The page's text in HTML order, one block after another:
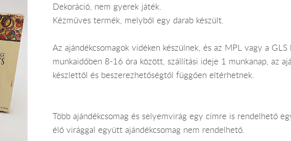
Dekoráció, nem gyerek játék.
Kézműves termék, melyből egy darab készült.
Az ajándékcsomagok vidéken készülnek, és az MPL vagy a
munkaidőben 8-16 óra között, szállítási ideje 1 munkanap, az
készlettől és beszerezhetőségtől függően eltérhetnek.
Több ajándékcsomag és selyemvirág egy címre is rendelhető
élő virággal együtt ajándékcsomag nem rendelhető.